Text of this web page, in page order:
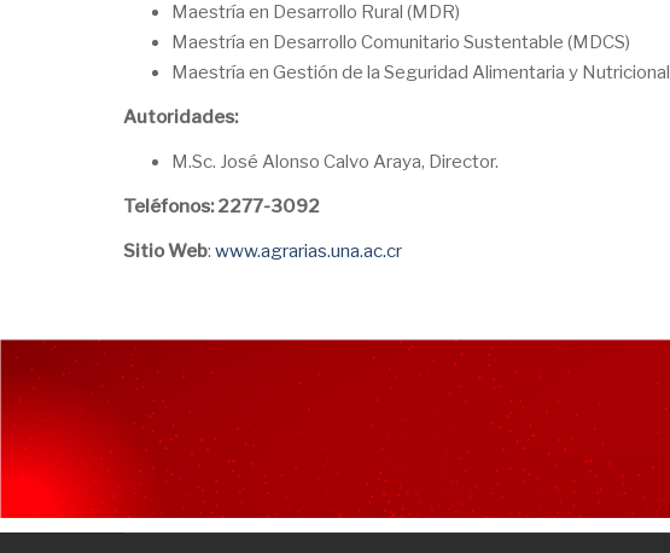
Maestría en Desarrollo Rural (MDR)
Maestría en Desarrollo Comunitario Sustentable (MDCS)
Maestría en Gestión de la Seguridad Alimentaria y Nutricional
Autoridades:
M.Sc. José Alonso Calvo Araya, Director.
Teléfonos: 2277-3092
Sitio Web: www.agrarias.una.ac.cr